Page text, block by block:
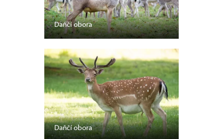
Daňčí obora
Daňčí obora